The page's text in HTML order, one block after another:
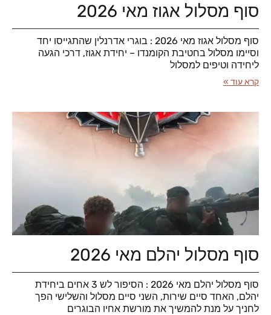
סוף מסלול אגוז מאי 2026
סוף מסלול אגוז מאי 2026 : בוגרי אדרנלין שהתגייסו יחד
וסיימו מסלול בחטיבת הקומנדו – יחידת אגוז, דרכי הגעה
ליחידה וטיפים למסלול
קרא עוד »
סוף מסלול יהלם מאי 2026
סוף מסלול יהלם מאי 2026 : הסיפור לש 3 אחים ביחידת
יהלם, האחד סיים שירות, השני סיים מסלול והשלישי הפך
לחניך על מנת להמשיך את מורשת אחיו הבוגרים